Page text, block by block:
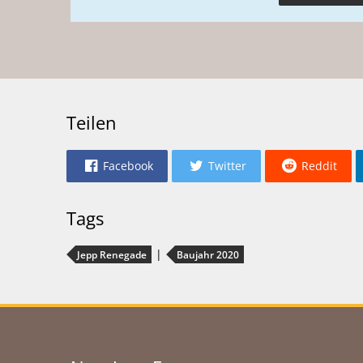
Teilen
Facebook Twitter Reddit
Tags
Jepp Renegade Baujahr 2020